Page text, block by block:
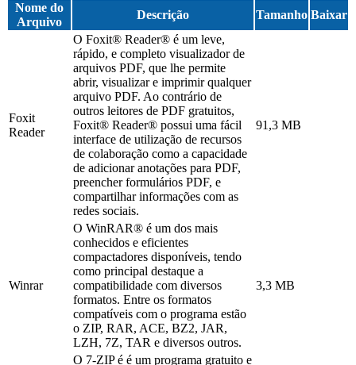
Nome do
Arquivo
Descrição Tamanho Baixar
Foxit
Reader
O Foxit® Reader® é um leve,
rápido, e completo visualizador de
arquivos PDF, que lhe permite
abrir, visualizar e imprimir qualquer
arquivo PDF. Ao contrário de
outros leitores de PDF gratuitos,
Foxit® Reader® possui uma fácil
interface de utilização de recursos
de colaboração como a capacidade
de adicionar anotações para PDF,
preencher formulários PDF, e
compartilhar informações com as
redes sociais.
91,3 MB
Winrar
O WinRAR® é um dos mais
conhecidos e eficientes
compactadores disponíveis, tendo
como principal destaque a
compatibilidade com diversos
formatos. Entre os formatos
compatíveis com o programa estão
o ZIP, RAR, ACE, BZ2, JAR,
LZH, 7Z, TAR e diversos outros.
3,3 MB
O 7-ZIP é é um programa gratuito e